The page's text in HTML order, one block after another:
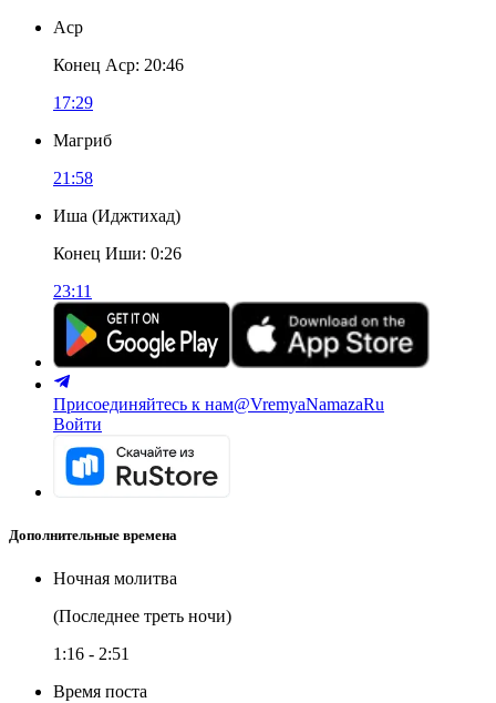
Аср
Конец Аср: 20:46
17:29
Магриб
21:58
Иша (Иджтихад)
Конец Иши: 0:26
23:11
Присоединяйтесь к нам@VremyaNamazaRu
Войти
Дополнительные времена
Ночная молитва
(Последнее треть ночи)
1:16 - 2:51
Время поста